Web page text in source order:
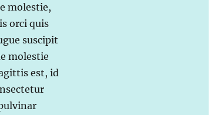
molestie,
orci quis
suscipit
molestie
est, id